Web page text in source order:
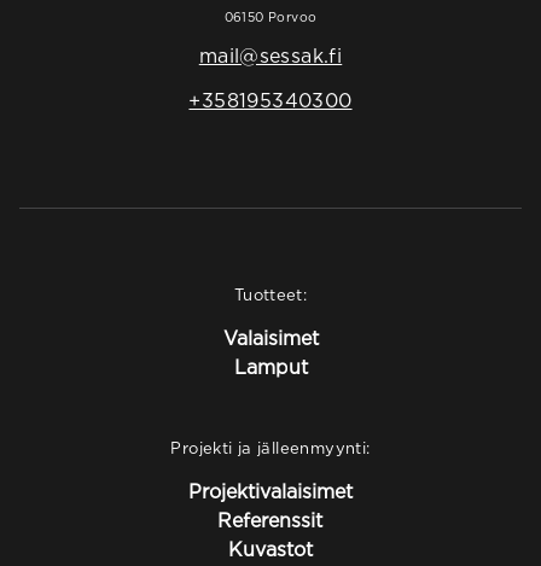
06150 Porvoo
mail@sessak.fi
+358195340300
Tuotteet:
Valaisimet
Lamput
Projekti ja jälleenmyynti:
Projektivalaisimet
Referenssit
Kuvastot